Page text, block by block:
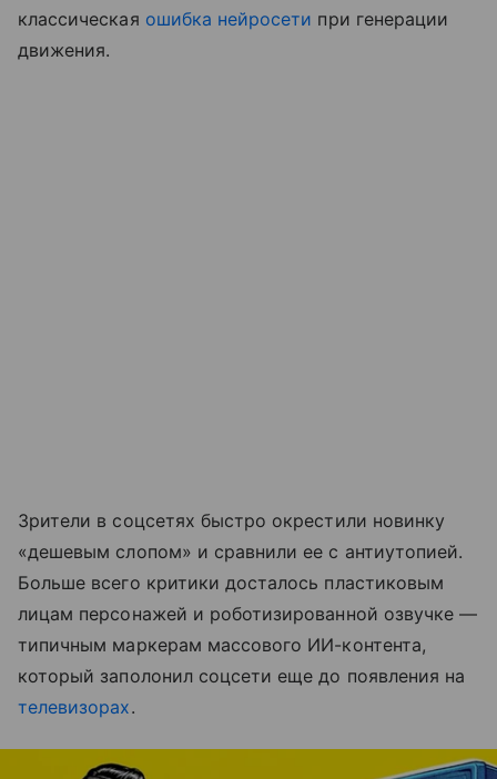
классическая ошибка нейросети при генерации
движения.
Зрители в соцсетях быстро окрестили новинку
«дешевым слопом» и сравнили ее с антиутопией.
Больше всего критики досталось пластиковым
лицам персонажей и роботизированной озвучке —
типичным маркерам массового ИИ-контента,
который заполонил соцсети еще до появления на
телевизорах.